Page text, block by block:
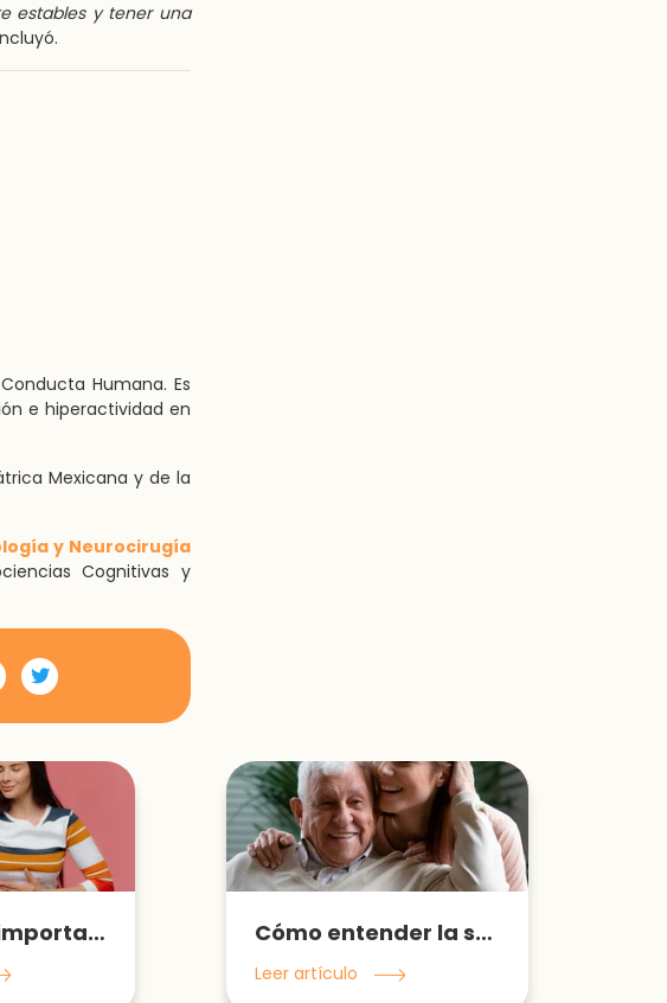
estables y tener una
Humana. Es
e hiperactividad en
Mexicana y de la
y Neurocirugía
Cognitivas y
¿Por qué es importante la diversidad?... en la microbiota Cómo entender la salud multidimensional del adulto mayor
Leer artículo